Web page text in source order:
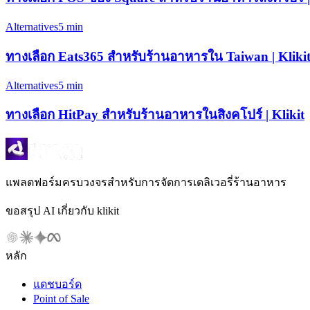
Alternatives5 min
ทางเลือก Eats365 สำหรับร้านอาหารใน Taiwan | Klikit
Alternatives5 min
ทางเลือก HitPay สำหรับร้านอาหารในสิงคโปร์ | Klikit
แพลตฟอร์มครบวงจรสำหรับการจัดการเดลิเวอรี่ร้านอาหาร
ขอสรุป AI เกี่ยวกับ klikit
หลัก
แดชบอร์ด
Point of Sale